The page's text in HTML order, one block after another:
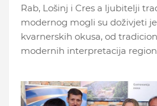
Rab, Lošinj i Cres a ljubitelji
modernog mogli su doživjeti
kvarnerskih okusa, od
modernih interpretacija